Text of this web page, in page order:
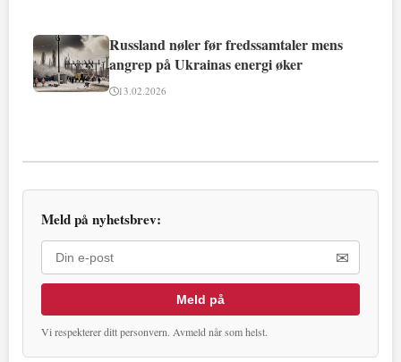
Russland nøler før fredssamtaler mens
angrep på Ukrainas energi øker
13.02.2026
Meld på nyhetsbrev:
✉
Meld på
Vi respekterer ditt personvern. Avmeld når som helst.